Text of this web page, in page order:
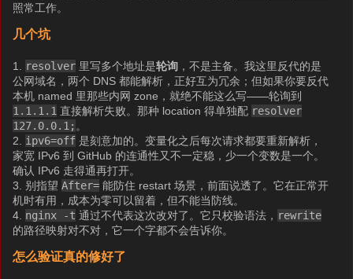
照常工作。
几个坑
1. resolver 里写多个地址是轮询 ，不是主备。我这里反代的是
公网域名，两个 DNS 都能解析，正好互为冗余；但如果你要反代
本机 named 里那些内网 zone，就绝不能这么写——轮询到
1.1.1.1 直接解析失败。那种 location 得单独配 resolver
127.0.0.1; 。
2. ipv6=off 是刻意加的。变量化之后每次请求都要重新解析，
家宽 IPv6 到 GitHub 的连通性又不一定稳，少一个变数是一个。
确认 IPv6 走得通再打开。
3. 别指望After= 能防住 restart 场景，前面说透了。它在正常开
机时有用，成本为零可以留着，但不能当防线。
4. nginx -t 通过不代表这次改对了。它只校验语法， rewrite
的路径映射对不对，它一个字都不会告诉你。
怎么验证真的修好了